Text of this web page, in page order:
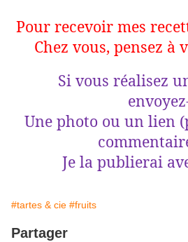
Pour recevoir mes
Chez vous, pensez à
Si vous réalisez
Une photo ou un lien
Je la publierai
#tartes & cie #fruits
Partager